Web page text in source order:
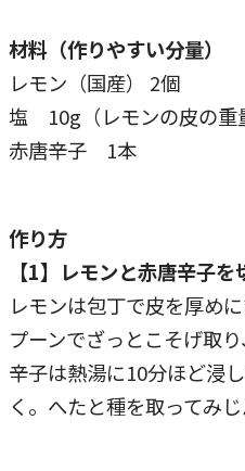
材料（作りやすい分量）
レモン（国産） 2個
塩 10g（レモンの皮の重
赤唐辛子 1本
作り方
【1】レモンと赤唐辛子を
レモンは包丁で皮を厚め
プーンでざっとこそげ取
辛子は熱湯に10分ほど浸
く。へたと種を取ってみじ